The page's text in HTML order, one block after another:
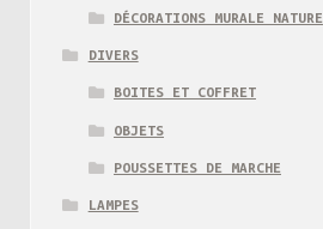
DÉCORATIONS MURALE NATURE
DIVERS
BOITES ET COFFRET
OBJETS
POUSSETTES DE MARCHE
LAMPES